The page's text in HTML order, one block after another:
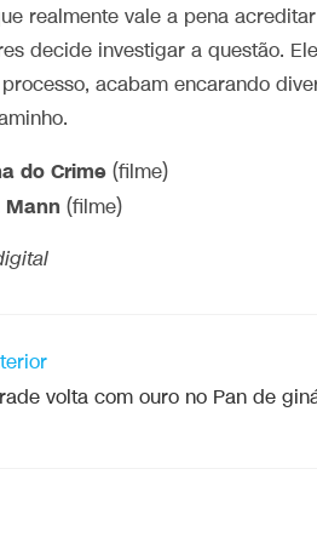
realmente vale a pena
decide investigar a questão.
processo, acabam encarando
do Crime (filme)
(filme)
volta com ouro no Pan de